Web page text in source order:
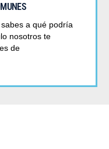
a qué podría
nosotros te
de